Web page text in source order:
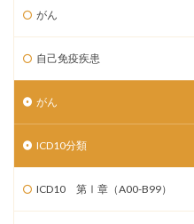
がん
自己免疫疾患
がん
ICD10分類
ICD10 第Ⅰ章（A00-B99）